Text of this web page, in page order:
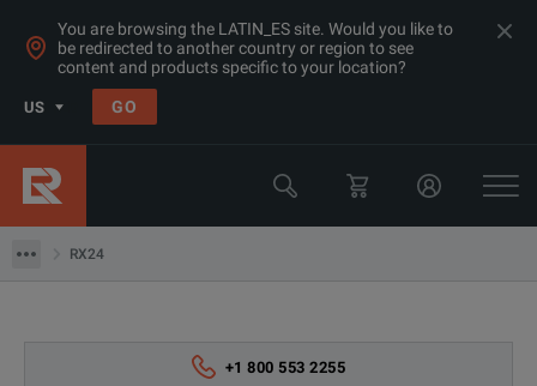
You are browsing the LATIN_ES site. Would you like to
be redirected to another country or region to see
content and products specific to your location?
US GO
RX24
Equipo de Calibración
Equipos de Calibración Multifunción
+1 800 553 2255